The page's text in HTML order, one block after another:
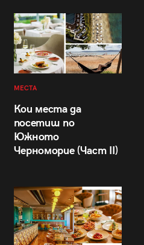
МЕСТА
Кои места да
посетиш по
Южното
Черноморие (Част II)